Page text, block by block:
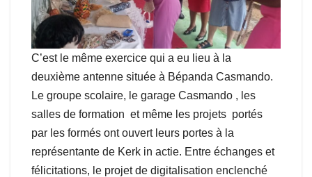
C’est le même exercice qui a eu lieu à la
deuxième antenne située à Bépanda Casmando.
Le groupe scolaire, le garage Casmando , les
salles de formation et même les projets portés
par les formés ont ouvert leurs portes à la
représentante de Kerk in actie. Entre échanges et
félicitations, le projet de digitalisation enclenché